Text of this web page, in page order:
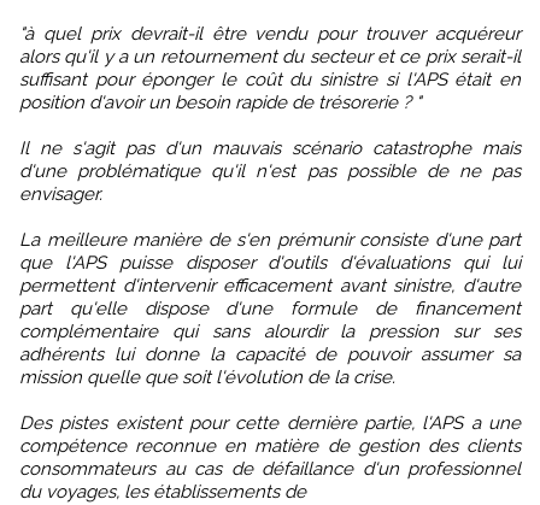
"à quel prix devrait-il être vendu pour trouver acquéreur
alors qu'il y a un retournement du secteur et ce prix serait-il
suffisant pour éponger le coût du sinistre si l'APS était en
position d'avoir un besoin rapide de trésorerie ? "
Il ne s'agit pas d'un mauvais scénario catastrophe mais
d'une problématique qu'il n'est pas possible de ne pas
envisager.
La meilleure manière de s'en prémunir consiste d'une part
que l'APS puisse disposer d'outils d'évaluations qui lui
permettent d'intervenir efficacement avant sinistre, d'autre
part qu'elle dispose d'une formule de financement
complémentaire qui sans alourdir la pression sur ses
adhérents lui donne la capacité de pouvoir assumer sa
mission quelle que soit l'évolution de la crise.
Des pistes existent pour cette dernière partie, l'APS a une
compétence reconnue en matière de gestion des clients
consommateurs au cas de défaillance d'un professionnel
du voyages, les établissements de